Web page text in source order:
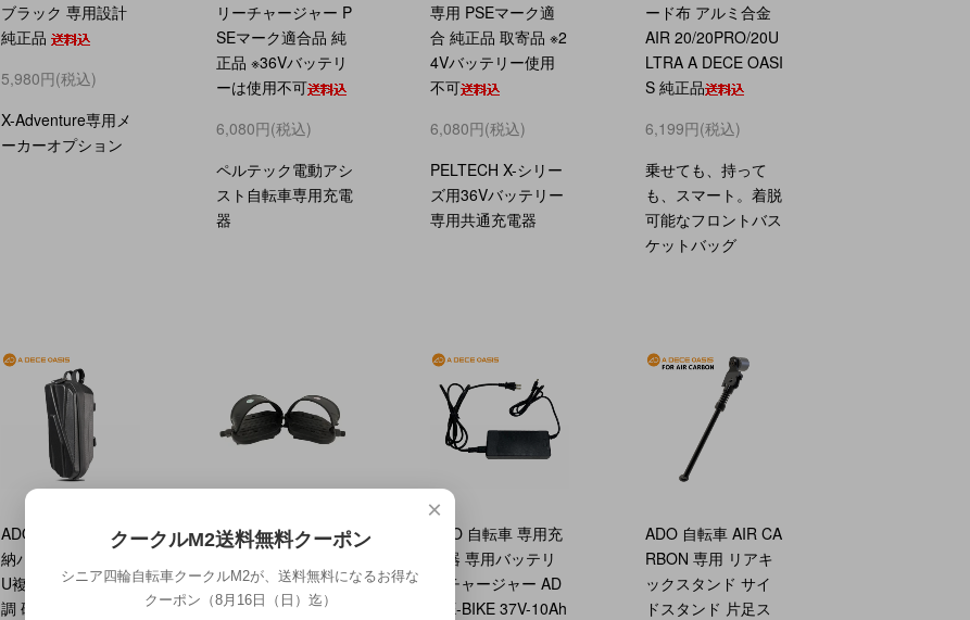
ブラック 専用設計
純正品
5,980円(税込)
X-Adventure専用メ
ーカーオプション
リーチャージャー P
SEマーク適合品 純
正品 ※36Vバッテリ
ーは使用不可
6,080円(税込)
ペルテック電動アシ
スト自転車専用充電
器
専用 PSEマーク適
合 純正品 取寄品 ※2
4Vバッテリー使用
不可
6,080円(税込)
PELTECH X-シリー
ズ用36Vバッテリー
専用共通充電器
ード布 アルミ合金
AIR 20/20PRO/20U
LTRA A DECE OASI
S 純正品
6,199円(税込)
乗せても、持って
も、スマート。着脱
可能なフロントバス
ケットバッグ
ADO 自転車 EVA収
納バッグ EVA素材 P
U複合素材 カーボン
調 硬質シェル 耐震
エアロクークルM2
きペダル（左右1
組）純正アクセサリ
ADO 自転車 専用充
電器 専用バッテリ
ーチャージャー AD
O E-BIKE 37V-10Ah
ADO 自転車 AIR CA
RBON 専用 リアキ
ックスタンド サイ
ドスタンド 片足ス
×
クークルM2送料無料クーポン
シニア四輪自転車クークルM2が、送料無料になるお得な
クーポン（8月16日（日）迄）